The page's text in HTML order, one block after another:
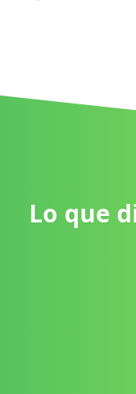
Lo que